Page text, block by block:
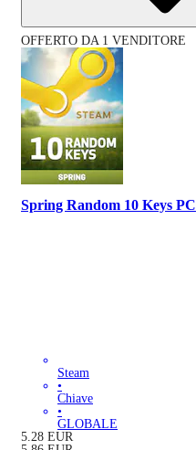
OFFERTO DA 1 VENDITORE
Spring Random 10 Keys PC
Steam
•
Chiave
•
GLOBALE
5.28 EUR